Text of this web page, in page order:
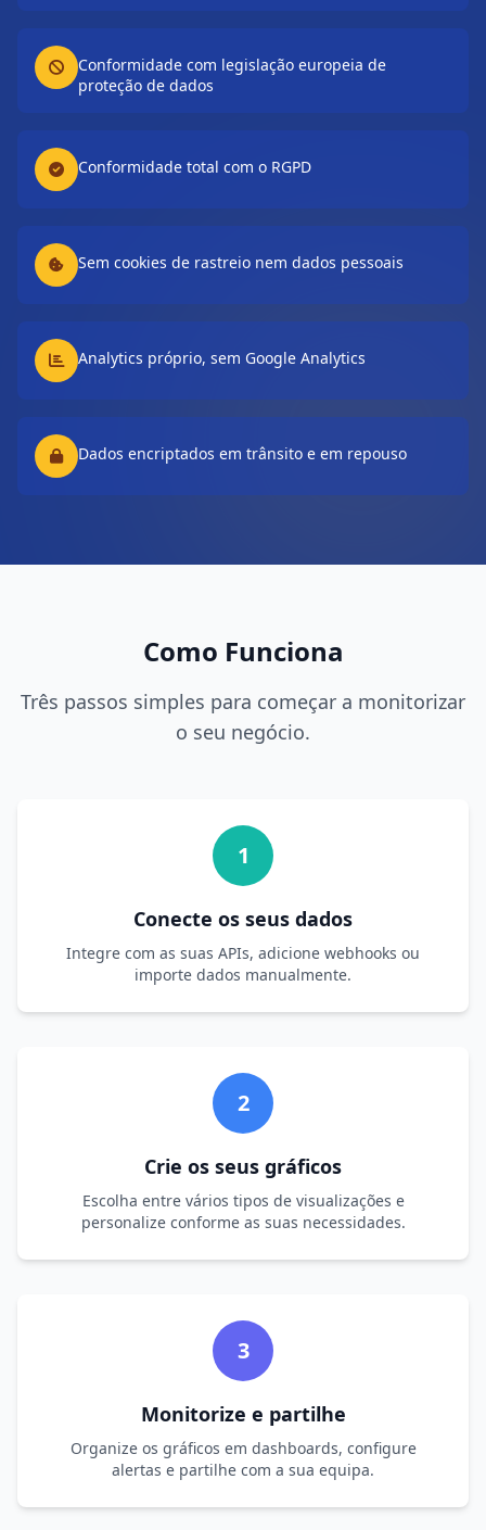
Conformidade com legislação europeia de
proteção de dados
Conformidade total com o RGPD
Sem cookies de rastreio nem dados pessoais
Analytics próprio, sem Google Analytics
Dados encriptados em trânsito e em repouso
Como Funciona
Três passos simples para começar a monitorizar
o seu negócio.
1
Conecte os seus dados
Integre com as suas APIs, adicione webhooks ou
importe dados manualmente.
2
Crie os seus gráficos
Escolha entre vários tipos de visualizações e
personalize conforme as suas necessidades.
3
Monitorize e partilhe
Organize os gráficos em dashboards, configure
alertas e partilhe com a sua equipa.